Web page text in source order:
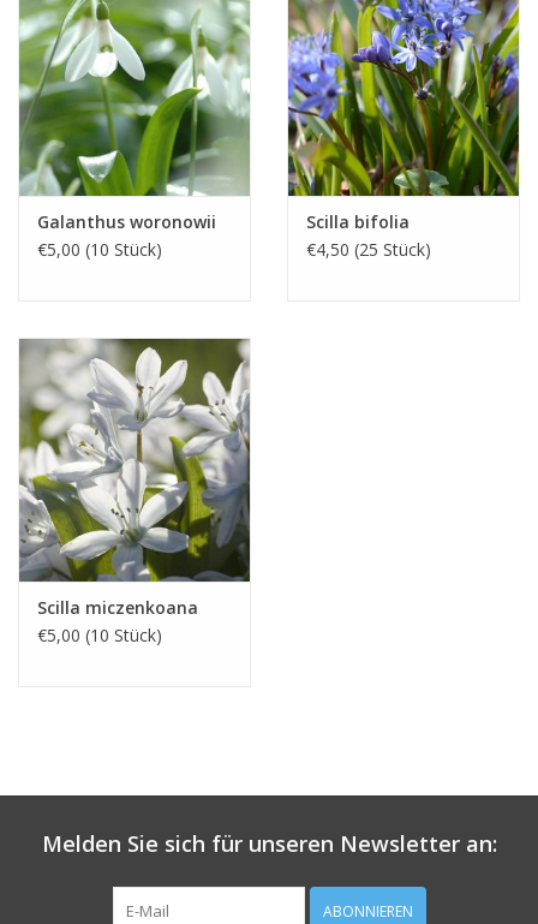
und stark hält, auch falls Sie diese in Ihrem Kühlschrank lagern.
Vermiculit wird im agrarischen Sektor auch dazu benutzt, den
Boden aufzulockern, ein Strukturverbesserer also. Sie können
das Vermiculit in das Pflanzloch der Zwiebel mischen. Mischen
Sie es aber gut mit der vorhandenen Erde. Ob es einen
Mehrwert hat für das Wachstum der Zwiebel, ist uns unbekannt.
Sie können das Vermiculit also auch entsorgen, im gewöhnlichen
Hausabfall oder es über den Komposthaufen streuen.
Galanthus woronowii
€5,00 (10 Stück)
Scilla bifolia
€4,50 (25 Stück)
Scilla miczenkoana
€5,00 (10 Stück)
Melden Sie sich für unseren Newsletter an:
ABONNIEREN